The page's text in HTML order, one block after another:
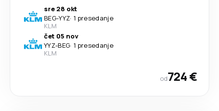
sre 28 okt
BEG-YYZ· 1 presedanje
KLM
čet 05 nov
YYZ-BEG· 1 presedanje
KLM
od724 €